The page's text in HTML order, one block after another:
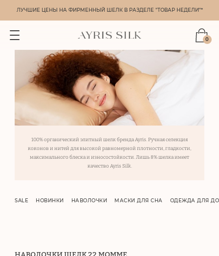
ЛУЧШИЕ ЦЕНЫ НА ФИРМЕННЫЙ ШЕЛК В РАЗДЕЛЕ "ТОВАР НЕДЕЛИ"*
0
100% органический элитный шелк бренда Ayris. Ручная селекция
коконов и нитей для высокой равномерной плотности, гладкости,
максимального блеска и износостойкости. Лишь 8% шелка имеет
качество Ayris Silk.
SALE НОВИНКИ НАВОЛОЧКИ МАСКИ ДЛЯ СНА ОДЕЖДА ДЛЯ